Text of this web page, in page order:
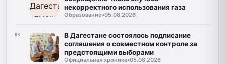
некорректного использования газа
Образование•05.08.2026
03
В Дагестане состоялось подписание
соглашения о совместном контроле за
предстоящими выборами
Официальная хроника•05.08.2026